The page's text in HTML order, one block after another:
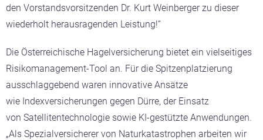
den Vorstandsvorsitzenden Dr. Kurt Weinberger zu dieser
wiederholt herausragenden Leistung!“
Die Österreichische Hagelversicherung bietet ein vielseitiges
Risikomanagement-Tool an. Für die Spitzenplatzierung
ausschlaggebend waren innovative Ansätze
wie Indexversicherungen gegen Dürre, der Einsatz
von Satellitentechnologie sowie KI-gestützte Anwendungen.
„Als Spezialversicherer von Naturkatastrophen arbeiten wir